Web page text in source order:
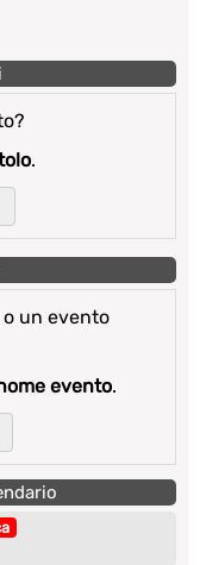
.
un evento
evento.